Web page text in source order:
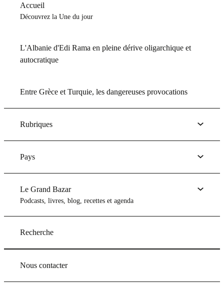
Accueil
Découvrez la Une du jour
L'Albanie d'Edi Rama en pleine dérive oligarchique et
autocratique
Entre Grèce et Turquie, les dangereuses provocations
Rubriques
Pays
Le Grand Bazar
Podcasts, livres, blog, recettes et agenda
Recherche
Nous contacter